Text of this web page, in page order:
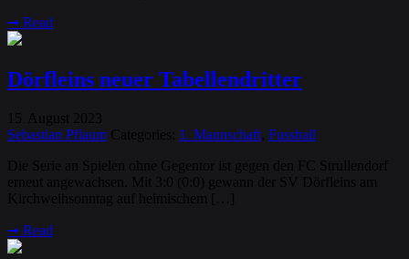
➞ Read
Dörfleins neuer Tabellendritter
15 August
2023
Sebastian Pflaum Categories: 1. Mannschaft Fussball
Die Serie an Spielen ohne Gegentor ist gegen den FC Strullendorf
erneut angewachsen. Mit 3:0 (0:0) gewann der SV Dörfleins am
Kirchweihsonntag auf heimischem […]
➞ Read